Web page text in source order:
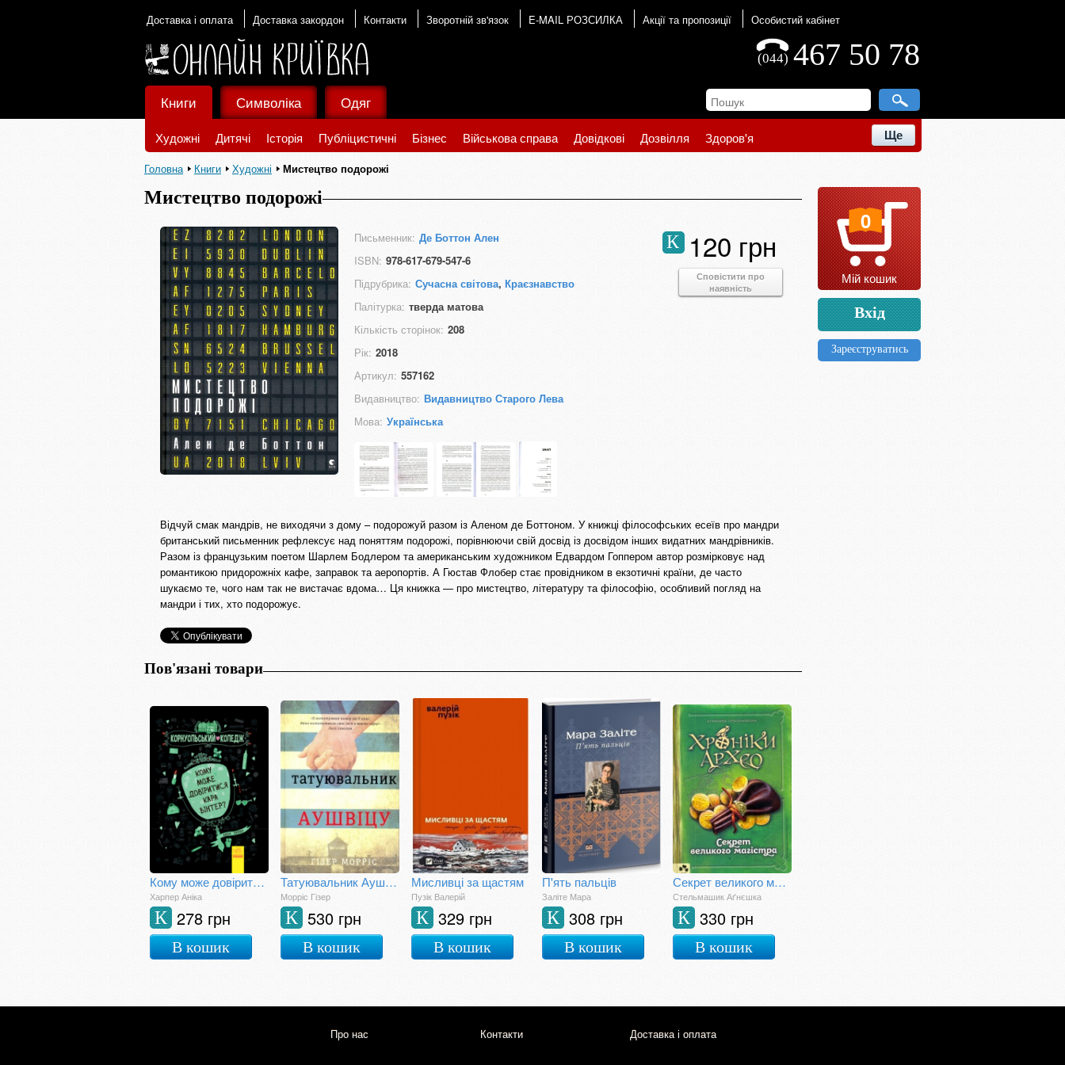
Доставка і оплата Доставка закордон Контакти Зворотній зв'язок E-MAIL РОЗСИЛКА Акції та пропозиції Особистий кабінет
467 50 78
(044)
Книги
Художні Дитячі Історія Публіцистичні Бізнес Військова справа Довідкові Дозвілля Здоров'я Ще
Символіка Одяг
Головна Книги Художні Мистецтво подорожі
Мистецтво подорожі
Письменник: Де Боттон Ален
ISBN: 978-617-679-547-6
Підрубрика: Сучасна світова, Краєзнавство
Палітурка: тверда матова
Кількість сторінок: 208
Рік: 2018
Артикул: 557162
Видавництво: Видавництво Старого Лева
Мова: Українська
120 грн
К
Сповістити про
наявність
Відчуй смак мандрів, не виходячи з дому – подорожуй разом із Аленом де Боттоном. У книжці філософських есеїв про мандри
британський письменник рефлексує над поняттям подорожі, порівнюючи свій досвід із досвідом інших видатних мандрівників.
Разом із французьким поетом Шарлем Бодлером та американським художником Едвардом Гоппером автор розмірковує над
романтикою придорожніх кафе, заправок та аеропортів. А Гюстав Флобер стає провідником в екзотичні країни, де часто
шукаємо те, чого нам так не вистачає вдома… Ця книжка — про мистецтво, літературу та філософію, особливий погляд на
мандри і тих, хто подорожує.
Пов'язані товари
Кому може довіритися Кара Вінтер?
Харпер Аніка
278 грн
К
В кошик
Татуювальник Аушвіцу
Морріс Гізер
530 грн
К
В кошик
Мисливці за щастям
Пузік Валерій
329 грн
К
В кошик
П'ять пальців
Заліте Мара
308 грн
К
В кошик
Секрет великого магістра. Книга 3. Хроніки Архео
Стельмашик Аґнєшка
330 грн
К
В кошик
0
Мій кошик
Вхід
Зареєструватись
Про нас Контакти Доставка і оплата